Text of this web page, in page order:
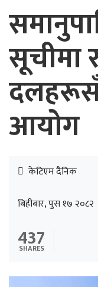
सूचीमा
आयोग
केटिएम दैनिक
बिहीबार, पुस १७ २०८२
437
SHARES